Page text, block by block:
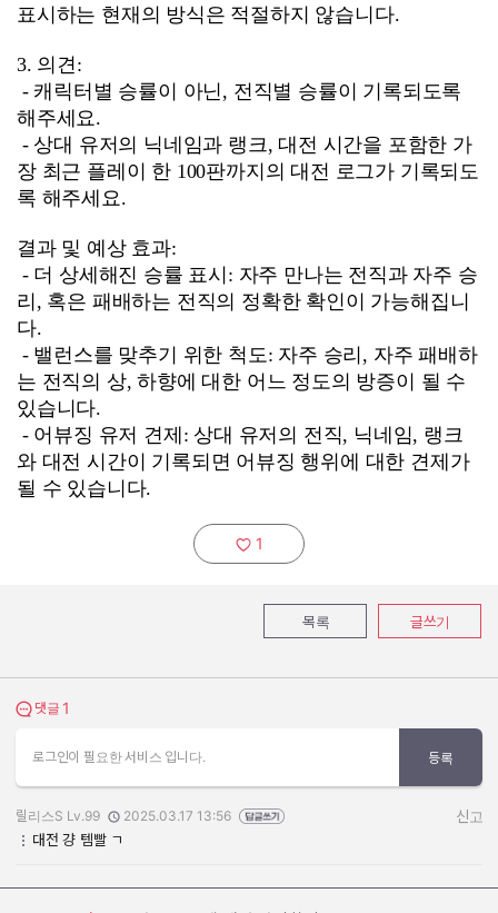
표시하는 현재의 방식은 적절하지 않습니다.
3. 의견:
- 캐릭터별 승률이 아닌, 전직별 승률이 기록되도록
해주세요.
- 상대 유저의 닉네임과 랭크, 대전 시간을 포함한 가
장 최근 플레이 한 100판까지의 대전 로그가 기록되도
록 해주세요.
결과 및 예상 효과:
- 더 상세해진 승률 표시: 자주 만나는 전직과 자주 승
리, 혹은 패배하는 전직의 정확한 확인이 가능해집니
다.
- 밸런스를 맞추기 위한 척도: 자주 승리, 자주 패배하
는 전직의 상, 하향에 대한 어느 정도의 방증이 될 수
있습니다.
- 어뷰징 유저 견제: 상대 유저의 전직, 닉네임, 랭크
와 대전 시간이 기록되면 어뷰징 행위에 대한 견제가
될 수 있습니다.
추천하기:
1
목록 글쓰기
댓글 보기
댓글 1
로그인이 필요한 서비스 입니다. 등록
작성자:
릴리스S Lv.99
작성일:
2025.03.17 13:56
신고
대전 걍 템빨 ㄱ